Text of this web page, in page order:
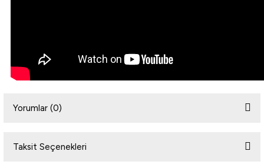
Yorumlar (0)
Taksit Seçenekleri